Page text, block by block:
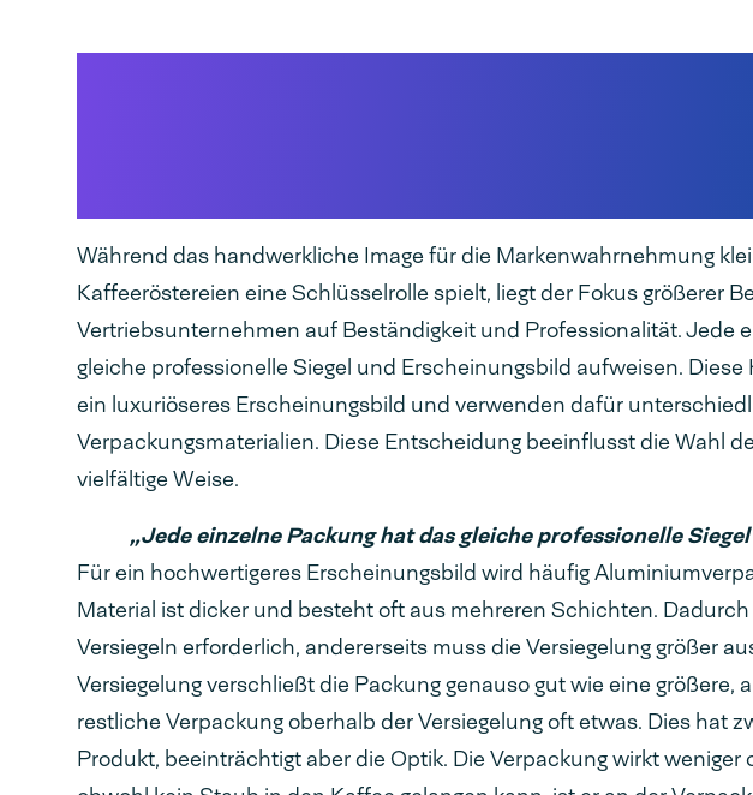
Während das handwerkliche Image für die Markenwahrnehmung
Kaffeeröstereien eine Schlüsselrolle spielt, liegt der Fokus größerer
Vertriebsunternehmen auf Beständigkeit und Professionalität. Jede
gleiche professionelle Siegel und Erscheinungsbild aufweisen.
ein luxuriöseres Erscheinungsbild und verwenden dafür
Verpackungsmaterialien. Diese Entscheidung beeinflusst die Wahl
vielfältige Weise.
„Jede einzelne Packung hat das gleiche professionelle
Für ein hochwertigeres Erscheinungsbild wird häufig
Material ist dicker und besteht oft aus mehreren Schichten.
Versiegeln erforderlich, andererseits muss die Versiegelung größer
Versiegelung verschließt die Packung genauso gut wie eine größere,
restliche Verpackung oberhalb der Versiegelung oft etwas. Dies hat
Produkt, beeinträchtigt aber die Optik. Die Verpackung wirkt